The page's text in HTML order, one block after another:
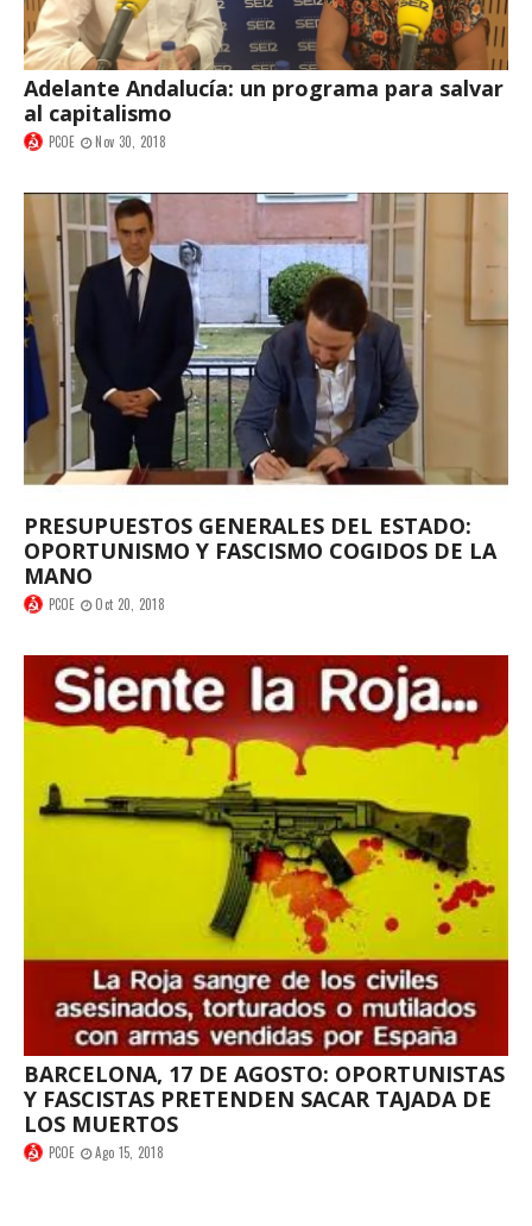
Adelante Andalucía: un programa para salvar
al capitalismo
PCOE Nov 30, 2018
PRESUPUESTOS GENERALES DEL ESTADO:
OPORTUNISMO Y FASCISMO COGIDOS DE LA
MANO
PCOE Oct 20, 2018
BARCELONA, 17 DE AGOSTO: OPORTUNISTAS
Y FASCISTAS PRETENDEN SACAR TAJADA DE
LOS MUERTOS
PCOE Ago 15, 2018